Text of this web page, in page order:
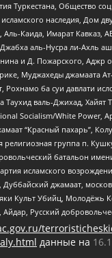
Туркестана, Общество
наследия, Дом
Каида, Имарат Кавказ,
Джабха аль-Нусра ли-Ахль
и Д. Пожарского, Аджр
Муджахеды джамаата
Рохнамо ба суи давлати
Таухид валь-Джихад,
Socialism/White Power,
“Красный пахарь”,
религиозная группа п.
батальон
исламского
джамаат,
Культ Убийц, Молодёжь
Русский
данные на